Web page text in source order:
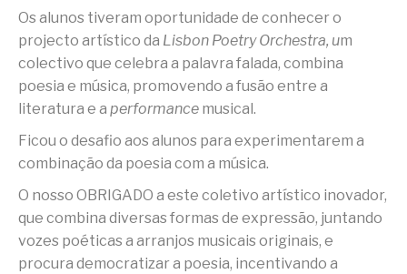
Os alunos tiveram oportunidade de conhecer o
projecto artístico da Lisbon Poetry Orchestra, um
colectivo que celebra a palavra falada, combina
poesia e música, promovendo a fusão entre a
literatura e a performance musical.
Ficou o desafio aos alunos para experimentarem a
combinação da poesia com a música.
O nosso OBRIGADO a este coletivo artístico inovador,
que combina diversas formas de expressão, juntando
vozes poéticas a arranjos musicais originais, e
procura democratizar a poesia, incentivando a